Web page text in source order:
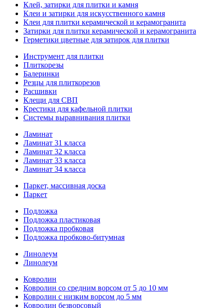
Клей, затирки для плитки и камня
Клеи и затирки для искусственного камня
Клеи для плитки керамической и керамогранита
Затирки для плитки керамической и керамогранита
Герметики цветные для затирок для плитки
Инструмент для плитки
Плиткорезы
Балеринки
Резцы для плиткорезов
Расшивки
Клещи для СВП
Крестики для кафельной плитки
Системы выравнивания плитки
Ламинат
Ламинат 31 класса
Ламинат 32 класса
Ламинат 33 класса
Ламинат 34 класса
Паркет, массивная доска
Паркет
Подложка
Подложка пластиковая
Подложка пробковая
Подложка пробково-битумная
Линолеум
Линолеум
Ковролин
Ковролин со средним ворсом от 5 до 10 мм
Ковролин с низким ворсом до 5 мм
Ковролин безворсовый